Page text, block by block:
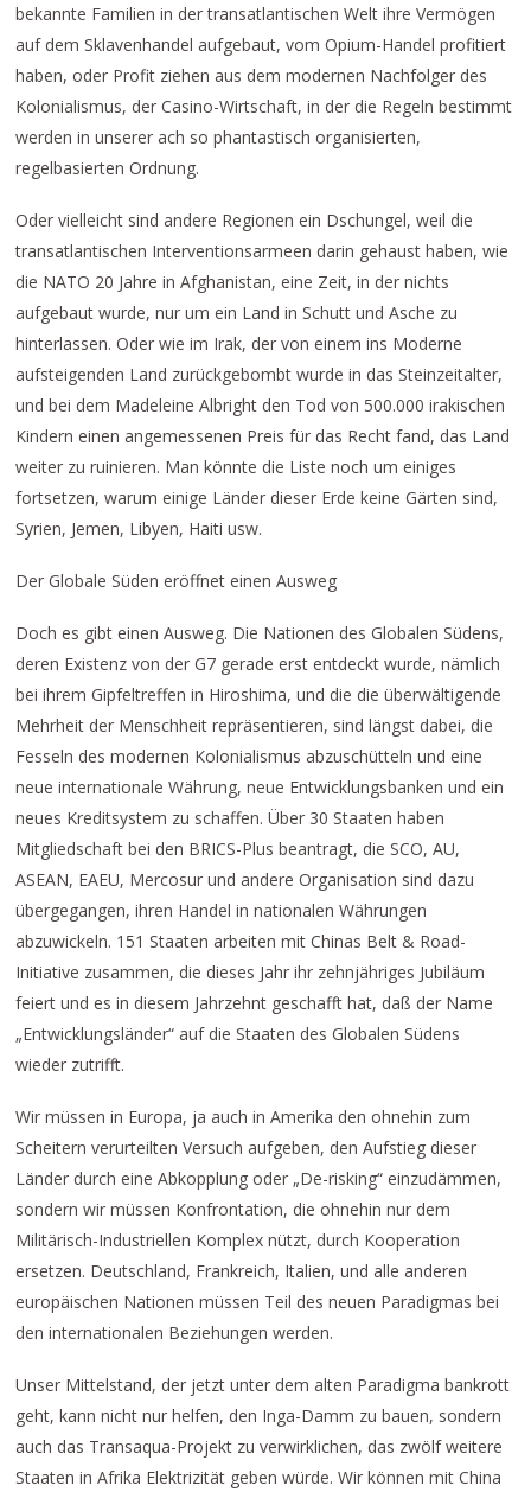
bekannte Familien in der transatlantischen Welt ihre Vermögen
auf dem Sklavenhandel aufgebaut, vom Opium-Handel profitiert
haben, oder Profit ziehen aus dem modernen Nachfolger des
Kolonialismus, der Casino-Wirtschaft, in der die Regeln bestimmt
werden in unserer ach so phantastisch organisierten,
regelbasierten Ordnung.
Oder vielleicht sind andere Regionen ein Dschungel, weil die
transatlantischen Interventionsarmeen darin gehaust haben, wie
die NATO 20 Jahre in Afghanistan, eine Zeit, in der nichts
aufgebaut wurde, nur um ein Land in Schutt und Asche zu
hinterlassen. Oder wie im Irak, der von einem ins Moderne
aufsteigenden Land zurückgebombt wurde in das Steinzeitalter,
und bei dem Madeleine Albright den Tod von 500.000 irakischen
Kindern einen angemessenen Preis für das Recht fand, das Land
weiter zu ruinieren. Man könnte die Liste noch um einiges
fortsetzen, warum einige Länder dieser Erde keine Gärten sind,
Syrien, Jemen, Libyen, Haiti usw.
Der Globale Süden eröffnet einen Ausweg
Doch es gibt einen Ausweg. Die Nationen des Globalen Südens,
deren Existenz von der G7 gerade erst entdeckt wurde, nämlich
bei ihrem Gipfeltreffen in Hiroshima, und die die überwältigende
Mehrheit der Menschheit repräsentieren, sind längst dabei, die
Fesseln des modernen Kolonialismus abzuschütteln und eine
neue internationale Währung, neue Entwicklungsbanken und ein
neues Kreditsystem zu schaffen. Über 30 Staaten haben
Mitgliedschaft bei den BRICS-Plus beantragt, die SCO, AU,
ASEAN, EAEU, Mercosur und andere Organisation sind dazu
übergegangen, ihren Handel in nationalen Währungen
abzuwickeln. 151 Staaten arbeiten mit Chinas Belt & Road-
Initiative zusammen, die dieses Jahr ihr zehnjähriges Jubiläum
feiert und es in diesem Jahrzehnt geschafft hat, daß der Name
„Entwicklungsländer“ auf die Staaten des Globalen Südens
wieder zutrifft.
Wir müssen in Europa, ja auch in Amerika den ohnehin zum
Scheitern verurteilten Versuch aufgeben, den Aufstieg dieser
Länder durch eine Abkopplung oder „De-risking“ einzudämmen,
sondern wir müssen Konfrontation, die ohnehin nur dem
Militärisch-Industriellen Komplex nützt, durch Kooperation
ersetzen. Deutschland, Frankreich, Italien, und alle anderen
europäischen Nationen müssen Teil des neuen Paradigmas bei
den internationalen Beziehungen werden.
Unser Mittelstand, der jetzt unter dem alten Paradigma bankrott
geht, kann nicht nur helfen, den Inga-Damm zu bauen, sondern
auch das Transaqua-Projekt zu verwirklichen, das zwölf weitere
Staaten in Afrika Elektrizität geben würde. Wir können mit China